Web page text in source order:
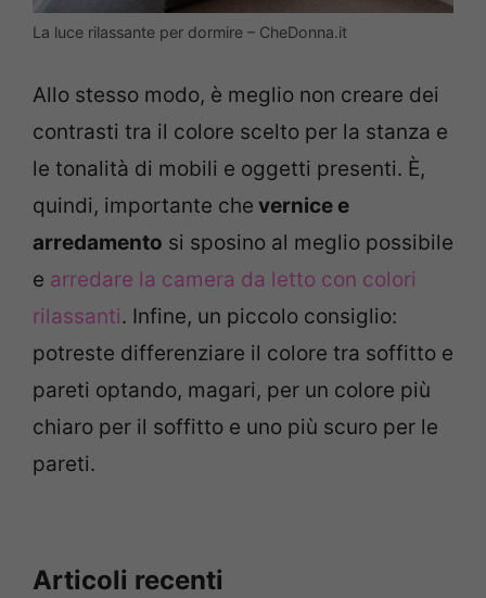
La luce rilassante per dormire – CheDonna.it
Allo stesso modo, è meglio non creare dei
contrasti tra il colore scelto per la stanza e
le tonalità di mobili e oggetti presenti. È,
quindi, importante che vernice e
arredamento si sposino al meglio possibile
e arredare la camera da letto con colori
rilassanti. Infine, un piccolo consiglio:
potreste differenziare il colore tra soffitto e
pareti optando, magari, per un colore più
chiaro per il soffitto e uno più scuro per le
pareti.
Articoli recenti